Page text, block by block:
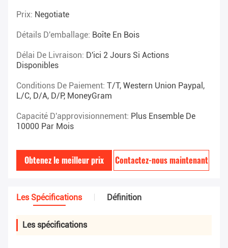
Prix: Negotiate
Détails D'emballage: Boîte En Bois
Délai De Livraison: D'ici 2 Jours Si Actions
Disponibles
Conditions De Paiement: T/T, Western Union Paypal,
L/C, D/A, D/P, MoneyGram
Capacité D'approvisionnement: Plus Ensemble De
10000 Par Mois
Obtenez le meilleur prix Contactez-nous maintenant
Les Spécifications Définition
Les spécifications